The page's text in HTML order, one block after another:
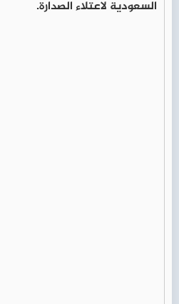
السعودية لاعتلاء الصدارة.